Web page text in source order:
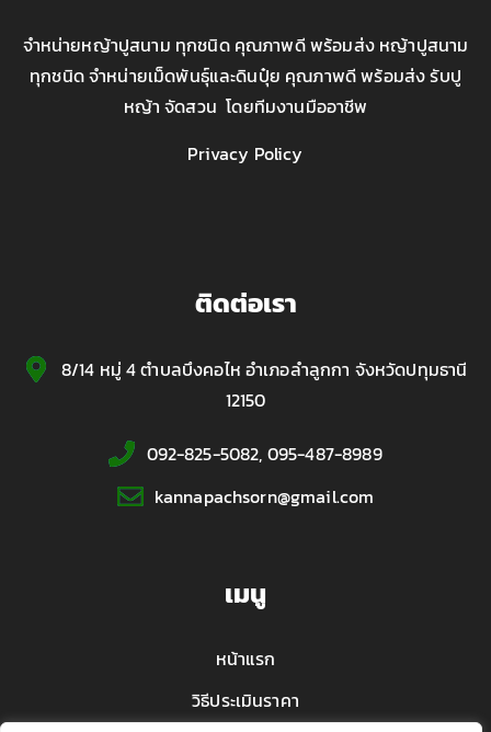
จำหน่ายหญ้าปูสนาม ทุกชนิด คุณภาพดี พร้อมส่ง หญ้าปูสนาม
ทุกชนิด จำหน่ายเม็ดพันธุ์และดินปุ๋ย คุณภาพดี พร้อมส่ง รับปู
หญ้า จัดสวน โดยทีมงานมืออาชีพ
Privacy Policy
ติดต่อเรา
8/14 หมู่ 4 ตำบลบึงคอไห อำเภอลำลูกกา จังหวัดปทุมธานี
12150
092-825-5082, 095-487-8989
kannapachsorn@gmail.com
เมนู
หน้าแรก
วิธีประเมินราคา